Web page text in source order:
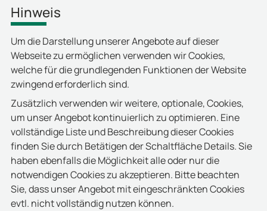
deister electronic freut sich darauf, Sie
vom
Messestand begrüßen zu dürfen.
Klicken Siehier, um sich für die Teilnahme
an der kostenlosen virtuellen
Veranstaltung zu registrieren!
Hinweis
Um die Darstellung unserer Angebote auf dieser
Webseite zu ermöglichen verwenden wir Cookies,
welche für die grundlegenden Funktionen der Website
zwingend erforderlich sind.
Zusätzlich verwenden wir weitere, optionale, Cookies,
um unser Angebot kontinuierlich zu optimieren. Eine
vollständige Liste und Beschreibung dieser Cookies
finden Sie durch Betätigen der Schaltfläche Details. Sie
haben ebenfalls die Möglichkeit alle oder nur die
notwendigen Cookies zu akzeptieren. Bitte beachten
Sie, dass unser Angebot mit eingeschränkten Cookies
evtl. nicht vollständig nutzen können.